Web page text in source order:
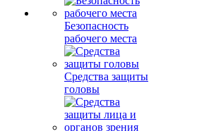
Безопасность
рабочего места
Средства защиты
головы